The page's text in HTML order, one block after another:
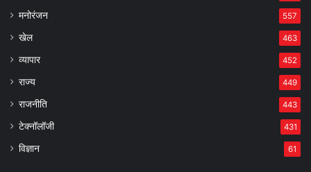
मनोरंजन 557
खेल 463
व्यापार 452
राज्य 449
राजनीति 443
टेक्नॉलॉजी 431
विज्ञान 61